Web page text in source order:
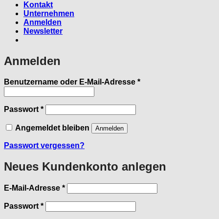
Kontakt
Unternehmen
Anmelden
Newsletter
Anmelden
Benutzername oder E-Mail-Adresse *Erforderlich
Passwort *Erforderlich
Angemeldet bleiben Anmelden
Passwort vergessen?
Neues Kundenkonto anlegen
E-Mail-Adresse *Erforderlich
Passwort *Erforderlich